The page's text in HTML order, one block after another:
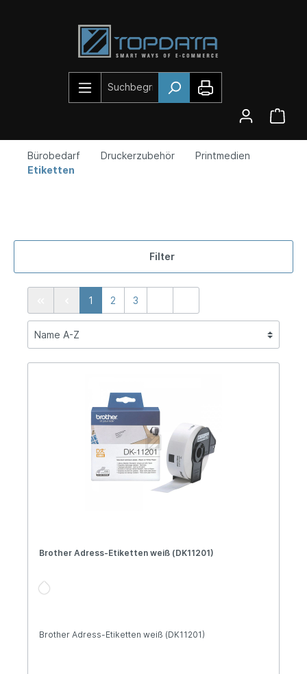
Bürobedarf Druckerzubehör
Printmedien
Etiketten
Filter
1 2 3
Brother Adress-Etiketten weiß (DK11201)
Brother Adress-Etiketten weiß (DK11201)